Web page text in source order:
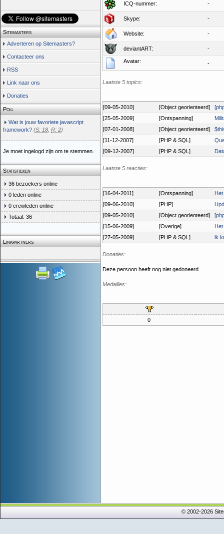
Sitemasters
Adverteren op Sitemasters?
Contacteer ons
RSS
Link naar ons
Donaties
Poll
Wat is jouw favoriete javascript
framework? (S: 18 R: 2)
Je moet ingelogd zijn om te stemmen.
Statistieken
36 bezoekers online
0 leden online
0 crewleden online
Totaal: 36
Linkpartners
ICQ-nummer: -
Skype: -
Website: -
deviantART: -
Avatar: -
Laatste 5 topics:
[09-05-2010] [Object georienteerd]
[25-05-2009]
[Ontspanning]
[07-01-2008]
[Object georienteerd]
[11-12-2007]
[PHP & SQL]
[09-12-2007]
[PHP & SQL]
Laatste 5 reacties:
[16-04-2011] [Ontspanning]
[09-06-2010]
[PHP]
[09-05-2010]
[Object georienteerd]
[15-06-2009]
[Overige]
[27-05-2009]
[PHP & SQL] ik
Donaties:
Deze persoon heeft nog niet gedoneerd.
Medailles:
0
© 2002-2026